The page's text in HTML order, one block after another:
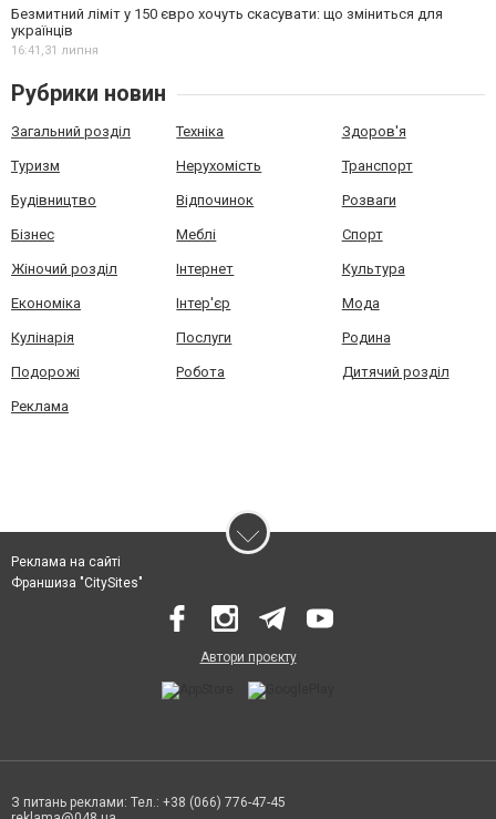
Безмитний ліміт у 150 євро хочуть скасувати: що зміниться для
українців
16:41,31 липня
Рубрики новин
Загальний розділ Техніка Здоров'я
Туризм Нерухомість Транспорт
Будівництво Відпочинок Розваги
Бізнес Меблі Спорт
Жіночий розділ Інтернет Культура
Економіка Інтер'єр Мода
Кулінарія Послуги Родина
Подорожі Робота Дитячий розділ
Реклама
Реклама на сайті
Франшиза "CitySites"
Автори проєкту
З питань реклами: Тел.: +38 (066) 776-47-45